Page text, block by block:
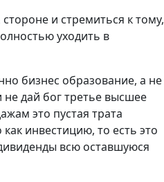
и стремиться к тому,
уходить в
бизнес образование, а не
не дай бог третье высшее
это пустая трата
инвестицию, то есть это
всю оставшуюся